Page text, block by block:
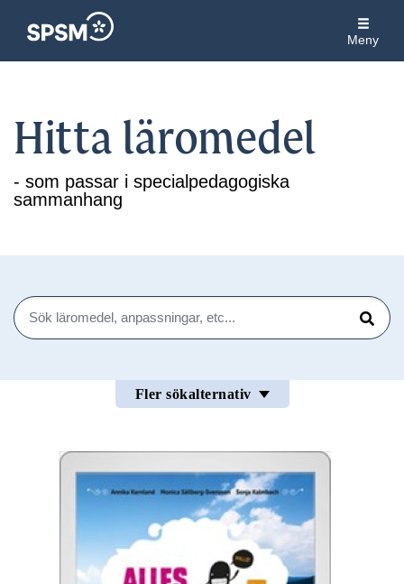
Meny
Hitta läromedel
- som passar i specialpedagogiska
sammanhang
Sök
Sök
Fler sökalternativ